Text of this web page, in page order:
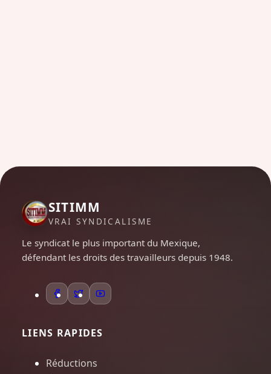
SITIMM
VRAI SYNDICALISME
Le syndicat le plus important du Mexique,
défendant les droits des travailleurs depuis 1948.
LIENS RAPIDES
Réductions